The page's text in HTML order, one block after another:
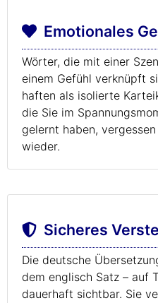
Emotionales
Wörter, die mit einer
einem Gefühl verknüpft
haften als isolierte
die Sie im
gelernt haben,
wieder.
Sicheres
Die deutsche
dem englisch Satz – auf
dauerhaft sichtbar. Sie